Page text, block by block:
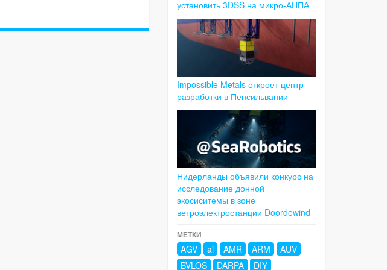
установить 3DSS на микро-АНПА
Impossible Metals откроет центр
разработки в Пенсильвании
Нидерланды объявили конкурс на
исследование донной
экосиситемы в зоне
ветроэлектростанции Doordewind
МЕТКИ
AGV ai AMR ARM
AUV
BVLOS
DARPA DIY